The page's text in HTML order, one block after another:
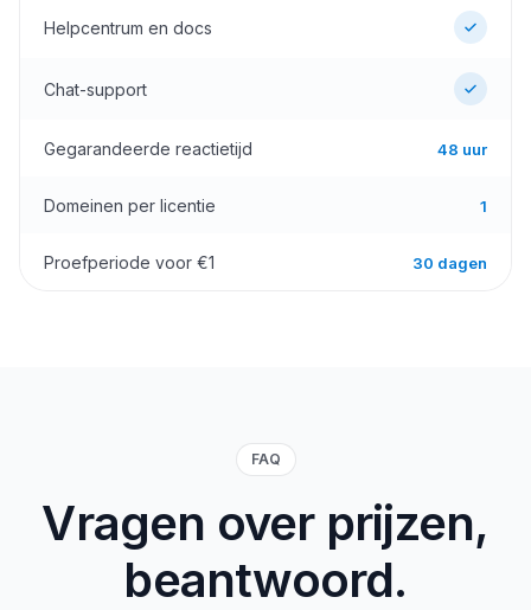
Helpcentrum en docs
Chat-support
Gegarandeerde reactietijd 48 uur
Domeinen per licentie 1
Proefperiode voor €1 30 dagen
FAQ
Vragen over prijzen,
beantwoord.